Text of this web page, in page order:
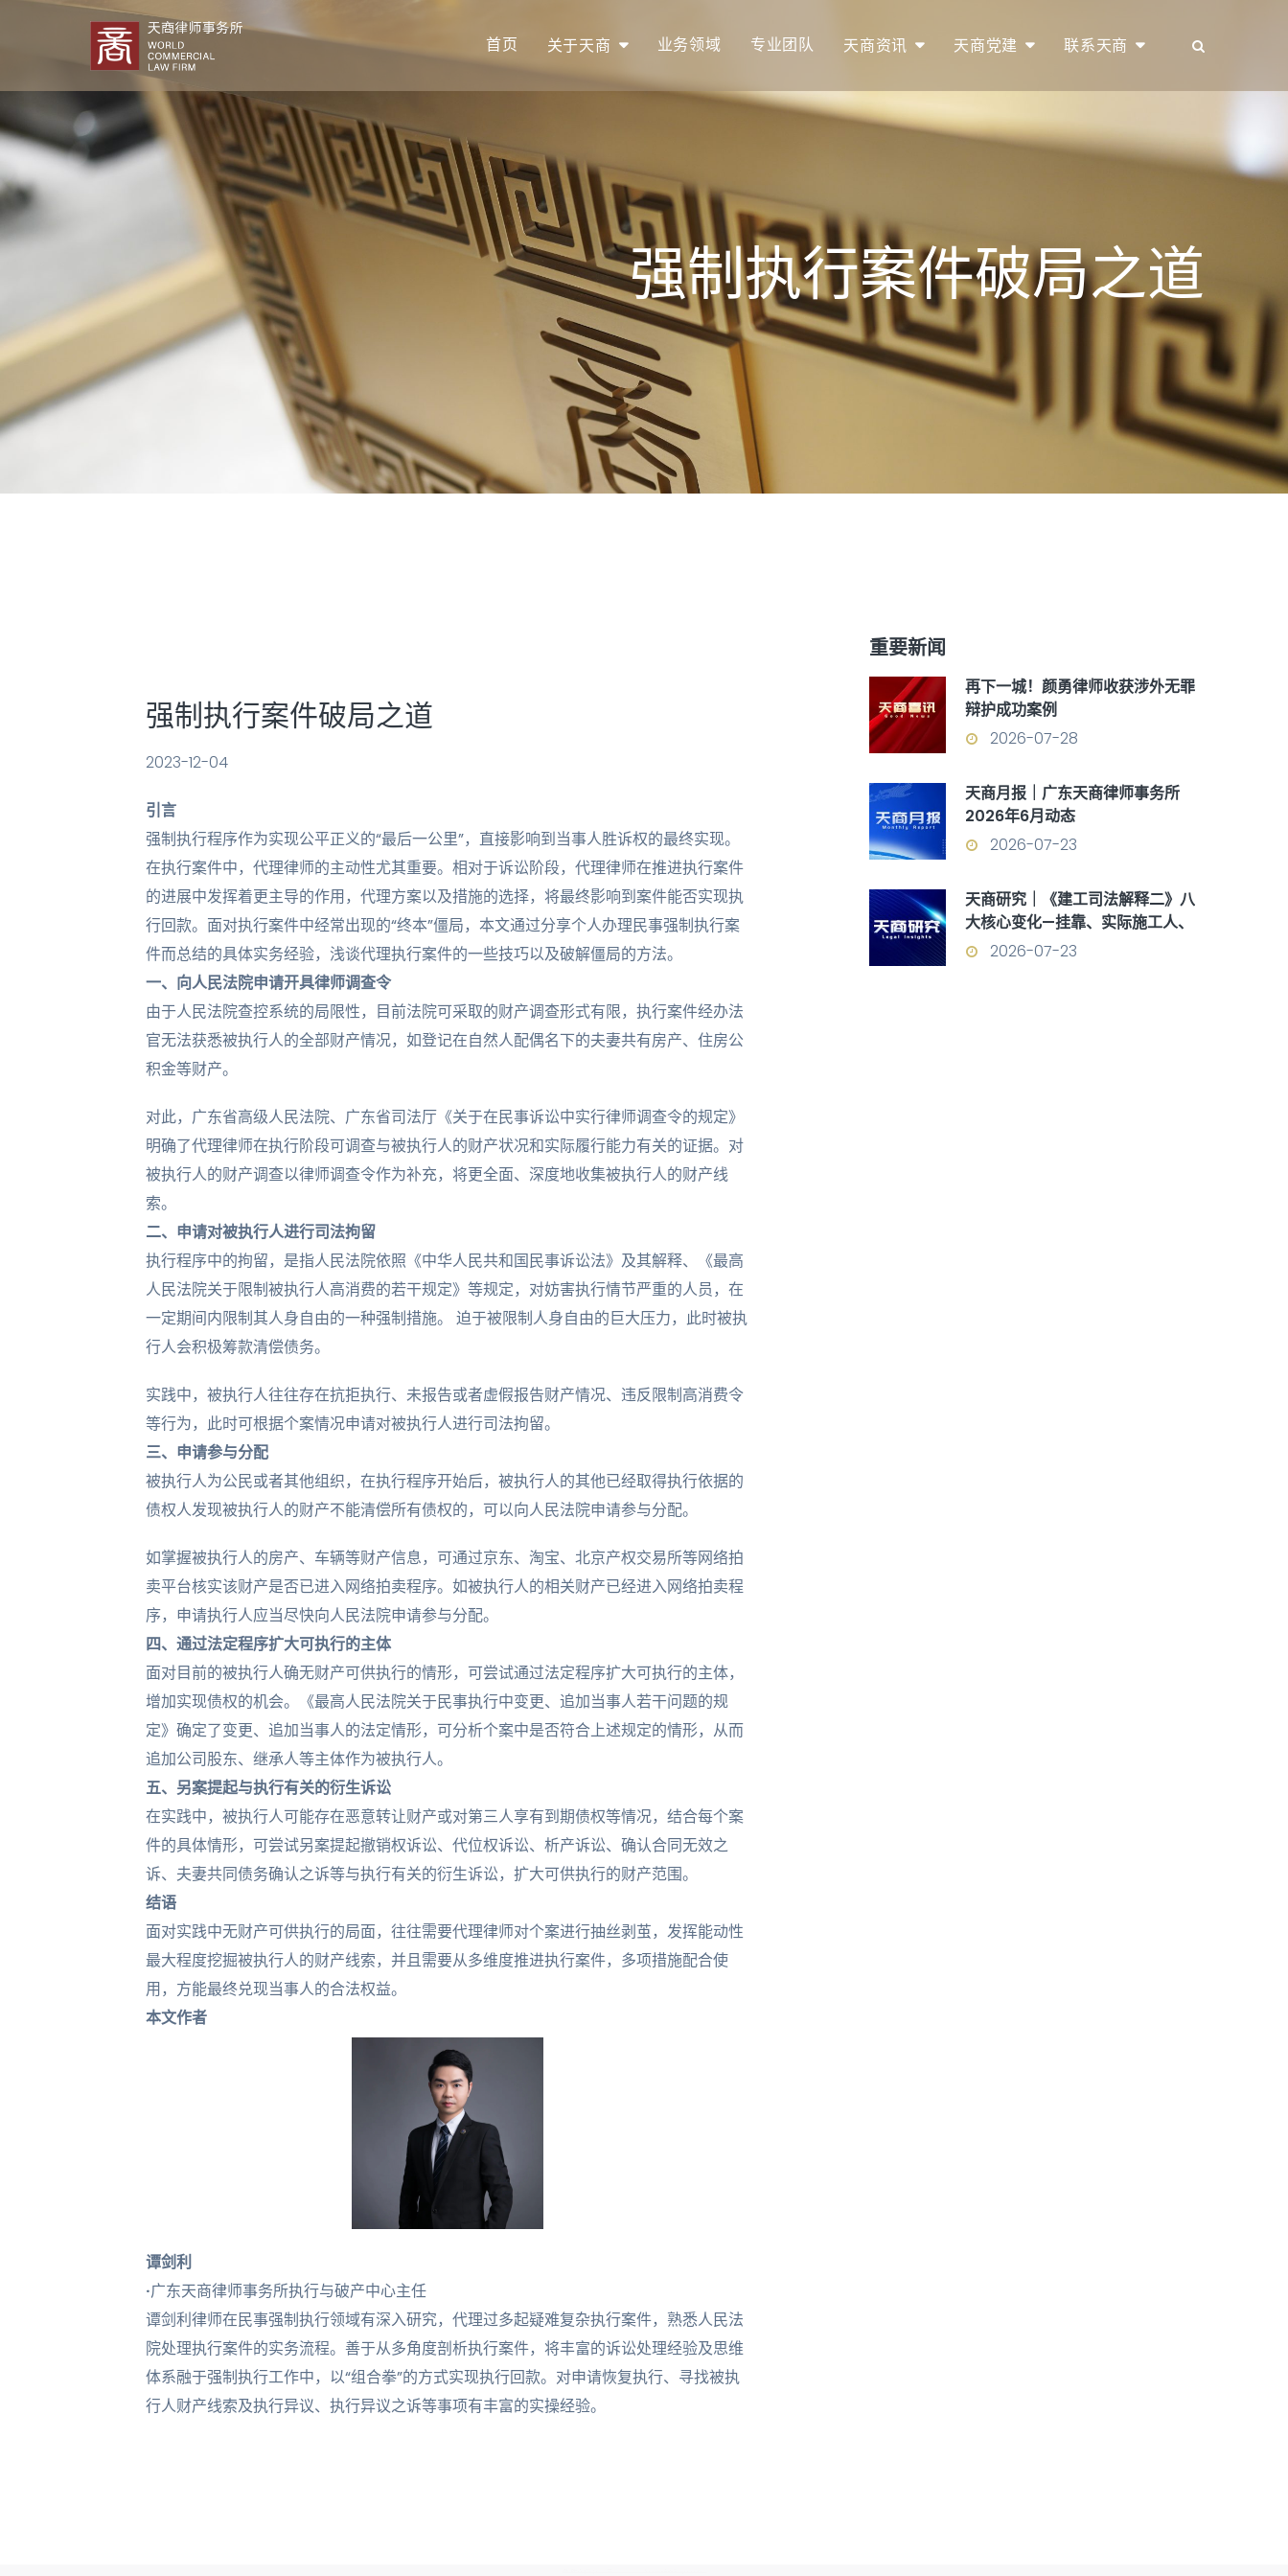
首页 关于天商 业务领域 专业团队 天商资讯 天商党建 联系天商
强制执行案件破局之道
强制执行案件破局之道
2023-12-04
引言
强制执行程序作为实现公平正义的“最后一公里”，直接影响到当事人胜诉权的最终实现。
在执行案件中，代理律师的主动性尤其重要。相对于诉讼阶段，代理律师在推进执行案件
的进展中发挥着更主导的作用，代理方案以及措施的选择，将最终影响到案件能否实现执
行回款。面对执行案件中经常出现的“终本”僵局，本文通过分享个人办理民事强制执行案
件而总结的具体实务经验，浅谈代理执行案件的一些技巧以及破解僵局的方法。
一、 向人民法院申请开具律师调查令
由于人民法院查控系统的局限性，目前法院可采取的财产调查形式有限，执行案件经办法
官无法获悉被执行人的全部财产情况，如登记在自然人配偶名下的夫妻共有房产、住房公
积金等财产。
对此，广东省高级人民法院、广东省司法厅《关于在民事诉讼中实行律师调查令的规定》
明确了代理律师在执行阶段可调查与被执行人的财产状况和实际履行能力有关的证据。对
被执行人的财产调查以律师调查令作为补充，将更全面、深度地收集被执行人的财产线
索。
二、 申请对被执行人进行司法拘留
执行程序中的拘留，是指人民法院依照《中华人民共和国民事诉讼法》及其解释、《最高
人民法院关于限制被执行人高消费的若干规定》等规定，对妨害执行情节严重的人员，在
一定期间内限制其人身自由的一种强制措施。 迫于被限制人身自由的巨大压力，此时被执
行人会积极筹款清偿债务。
实践中，被执行人往往存在抗拒执行、未报告或者虚假报告财产情况、违反限制高消费令
等行为，此时可根据个案情况申请对被执行人进行司法拘留。
三、 申请参与分配
被执行人为公民或者其他组织，在执行程序开始后，被执行人的其他已经取得执行依据的
债权人发现被执行人的财产不能清偿所有债权的，可以向人民法院申请参与分配。
如掌握被执行人的房产、车辆等财产信息，可通过京东、淘宝、北京产权交易所等网络拍
卖平台核实该财产是否已进入网络拍卖程序。如被执行人的相关财产已经进入网络拍卖程
序，申请执行人应当尽快向人民法院申请参与分配。
四、 通过法定程序扩大可执行的主体
面对目前的被执行人确无财产可供执行的情形，可尝试通过法定程序扩大可执行的主体，
增加实现债权的机会。《最高人民法院关于民事执行中变更、追加当事人若干问题的规
定》确定了变更、追加当事人的法定情形，可分析个案中是否符合上述规定的情形，从而
追加公司股东、继承人等主体作为被执行人。
五、 另案提起与执行有关的衍生诉讼
在实践中，被执行人可能存在恶意转让财产或对第三人享有到期债权等情况，结合每个案
件的具体情形，可尝试另案提起撤销权诉讼、代位权诉讼、析产诉讼、确认合同无效之
诉、夫妻共同债务确认之诉等与执行有关的衍生诉讼，扩大可供执行的财产范围。
结语
面对实践中无财产可供执行的局面，往往需要代理律师对个案进行抽丝剥茧，发挥能动性
最大程度挖掘被执行人的财产线索，并且需要从多维度推进执行案件，多项措施配合使
用，方能最终兑现当事人的合法权益。
本文作者
谭剑利
·广东天商律师事务所执行与破产中心主任
谭剑利律师在民事强制执行领域有深入研究，代理过多起疑难复杂执行案件，熟悉人民法
院处理执行案件的实务流程。善于从多角度剖析执行案件，将丰富的诉讼处理经验及思维
体系融于强制执行工作中，以“组合拳”的方式实现执行回款。对申请恢复执行、寻找被执
行人财产线索及执行异议、执行异议之诉等事项有丰富的实操经验。
重要新闻
再下一城！颜勇律师收获涉外无罪
辩护成功案例
2026-07-28
天商月报｜广东天商律师事务所
2026年6月动态
2026-07-23
天商研究｜《建工司法解释二》八
大核心变化—挂靠、实际施工人、
优先受偿权全面重构
2026-07-23